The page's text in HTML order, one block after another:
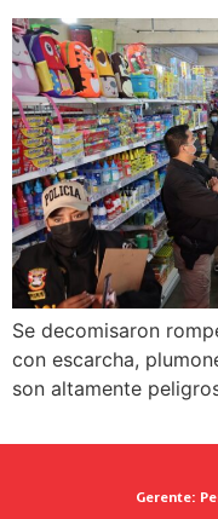
Se decomisaron
con escarcha,
son altamente
Gerente: